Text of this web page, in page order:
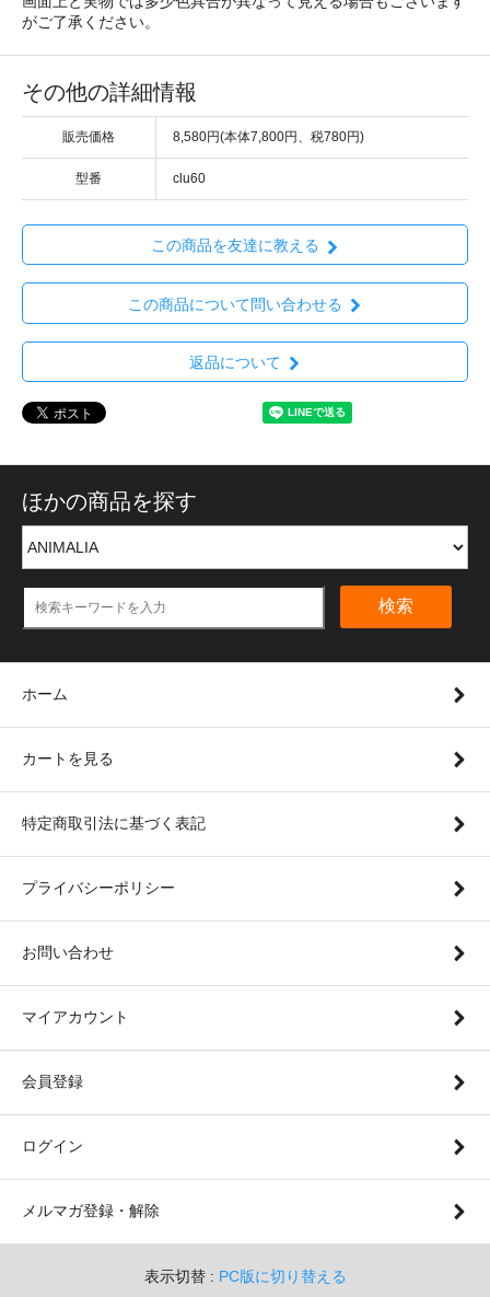
がご了承ください。
その他の詳細情報
販売価格 8,580円(本体7,800円、税780円)
型番 clu60
この商品を友達に教える
この商品について問い合わせる
返品について
ほかの商品を探す
検索
ホーム
カートを見る
特定商取引法に基づく表記
プライバシーポリシー
お問い合わせ
マイアカウント
会員登録
ログイン
メルマガ登録・解除
表示切替 : PC版に切り替える